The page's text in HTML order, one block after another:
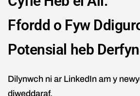
Ffordd o Fyw
Potensial heb
Dilynwch ni ar LinkedIn am y
diweddaraf.